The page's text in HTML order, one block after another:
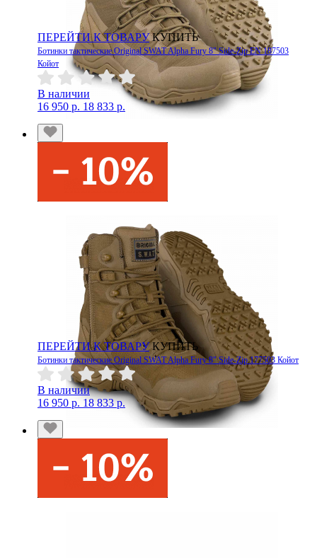
ПЕРЕЙТИ К ТОВАРУ КУПИТЬ
Ботинки тактические Original SWAT Alpha Fury 8" Side-Zip EN 187503
Койот
В наличии
16 950 р. 18 833 р.
ПЕРЕЙТИ К ТОВАРУ КУПИТЬ
Ботинки тактические Original SWAT Alpha Fury 8" Side-Zip 177503 Койот
В наличии
16 950 р. 18 833 р.